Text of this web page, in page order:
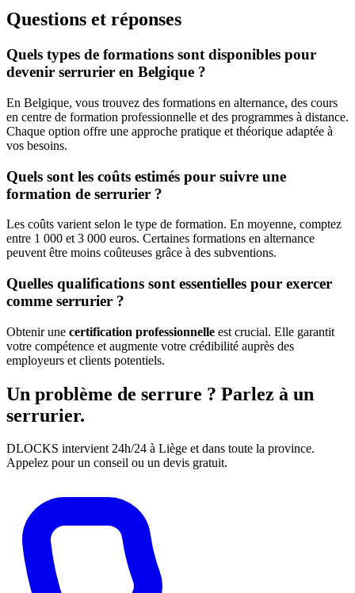
Questions et réponses
Quels types de formations sont disponibles pour
devenir serrurier en Belgique ?
En Belgique, vous trouvez des formations en alternance, des cours
en centre de formation professionnelle et des programmes à distance.
Chaque option offre une approche pratique et théorique adaptée à
vos besoins.
Quels sont les coûts estimés pour suivre une
formation de serrurier ?
Les coûts varient selon le type de formation. En moyenne, comptez
entre 1 000 et 3 000 euros. Certaines formations en alternance
peuvent être moins coûteuses grâce à des subventions.
Quelles qualifications sont essentielles pour exercer
comme serrurier ?
Obtenir une certification professionnelle est crucial. Elle garantit
votre compétence et augmente votre crédibilité auprès des
employeurs et clients potentiels.
Un problème de serrure ? Parlez à un
serrurier.
DLOCKS intervient 24h/24 à Liège et dans toute la province.
Appelez pour un conseil ou un devis gratuit.